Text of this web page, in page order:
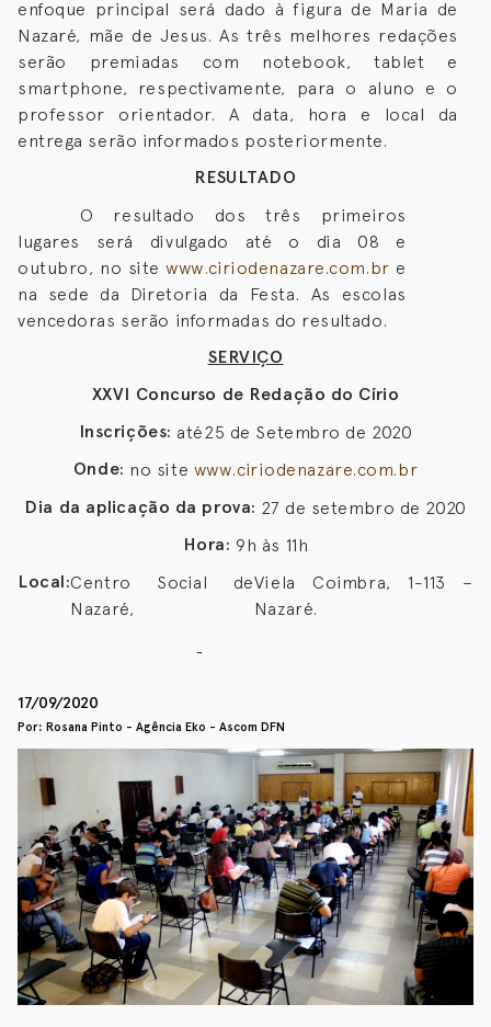
enfoque principal será dado à figura de Maria de
Nazaré, mãe de Jesus. As três melhores redações
serão premiadas com notebook, tablet e
smartphone, respectivamente, para o aluno e o
professor orientador. A data, hora e local da
entrega serão informados posteriormente.
RESULTADO
O resultado dos três primeiros
lugares será divulgado até o dia 08 e
outubro, no sitewww.ciriodenazare.com.br e
na sede da Diretoria da Festa. As escolas
vencedoras serão informadas do resultado.
SERVIÇO
XXVI Concurso de Redação do Círio
Inscrições: até25 de Setembro de 2020
Onde: no site www.ciriodenazare.com.br
Dia da aplicação da prova: 27 de setembro de 2020
Hora: 9h às 11h
Local:Centro Social de
Nazaré,
Viela Coimbra, 1-113 –
Nazaré.
17/09/2020
Por: Rosana Pinto - Agência Eko - Ascom DFN